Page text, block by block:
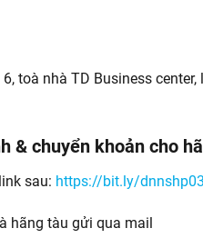
toà nhà TD Business center,
& chuyển khoản cho
sau: https://bit.ly/dnnshp03
hãng tàu gửi qua mail